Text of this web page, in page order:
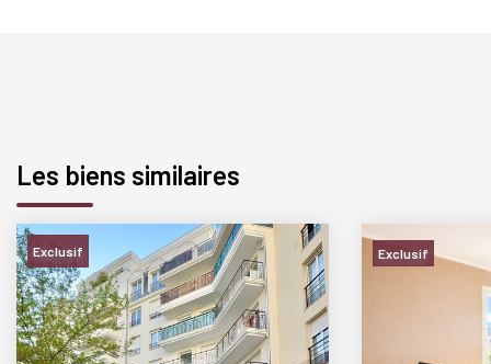
Les biens similaires
Exclusif Exclusif